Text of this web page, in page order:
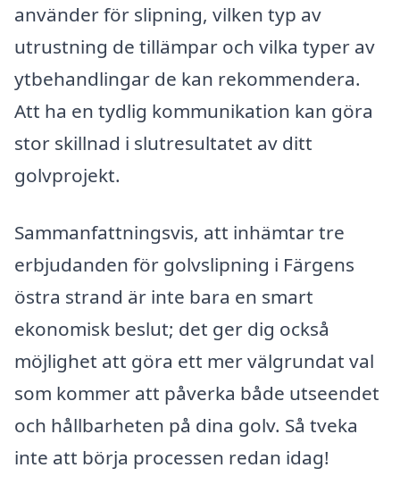
använder för slipning, vilken typ av
utrustning de tillämpar och vilka typer av
ytbehandlingar de kan rekommendera.
Att ha en tydlig kommunikation kan göra
stor skillnad i slutresultatet av ditt
golvprojekt.
Sammanfattningsvis, att inhämtar tre
erbjudanden för golvslipning i Färgens
östra strand är inte bara en smart
ekonomisk beslut; det ger dig också
möjlighet att göra ett mer välgrundat val
som kommer att påverka både utseendet
och hållbarheten på dina golv. Så tveka
inte att börja processen redan idag!